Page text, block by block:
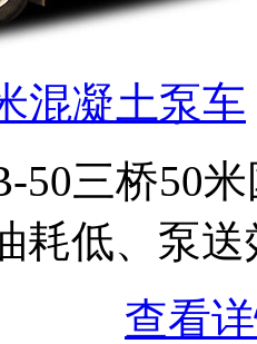
混凝土泵车
50三桥50
耗低、泵
查看